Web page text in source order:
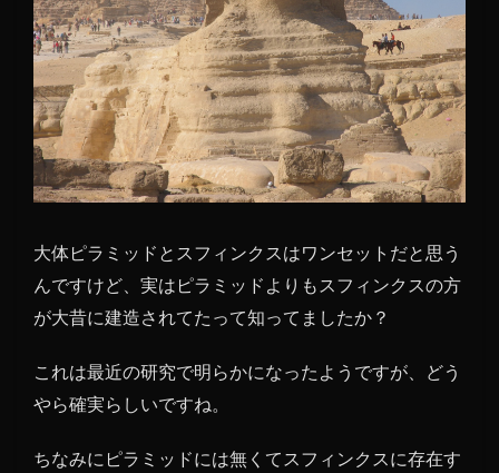
大体ピラミッドとスフィンクスはワンセットだと思う
んですけど、実はピラミッドよりもスフィンクスの方
が大昔に建造されてたって知ってましたか？
これは最近の研究で明らかになったようですが、どう
やら確実らしいですね。
ちなみにピラミッドには無くてスフィンクスに存在す